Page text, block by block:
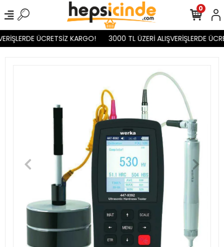
ÜCRETSİZ KARGO! 3000 TL ÜZERİ ALIŞVERİŞLERDE
0